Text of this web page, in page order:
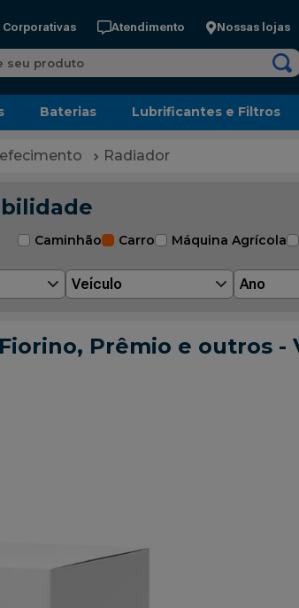
Corporativas Atendimento Nossas lojas
produto
Baterias Lubrificantes e Filtros
Radiador
Caminhão Carro Máquina Agrícola
Veículo Ano
Prêmio e outros -